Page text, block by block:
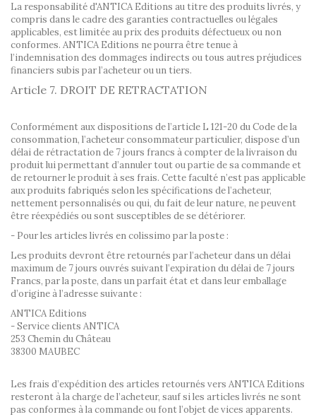
La responsabilité d'ANTICA Editions au titre des produits livrés, y
compris dans le cadre des garanties contractuelles ou légales
applicables, est limitée au prix des produits défectueux ou non
conformes. ANTICA Editions ne pourra être tenue à
l’indemnisation des dommages indirects ou tous autres préjudices
financiers subis par l’acheteur ou un tiers.
Article 7. DROIT DE RETRACTATION
Conformément aux dispositions de l’article L 121-20 du Code de la
consommation, l’acheteur consommateur particulier, dispose d’un
délai de rétractation de 7 jours francs à compter de la livraison du
produit lui permettant d’annuler tout ou partie de sa commande et
de retourner le produit à ses frais. Cette faculté n’est pas applicable
aux produits fabriqués selon les spécifications de l’acheteur,
nettement personnalisés ou qui, du fait de leur nature, ne peuvent
être réexpédiés ou sont susceptibles de se détériorer.
- Pour les articles livrés en colissimo par la poste :
Les produits devront être retournés par l’acheteur dans un délai
maximum de 7 jours ouvrés suivant l’expiration du délai de 7 jours
Francs, par la poste, dans un parfait état et dans leur emballage
d’origine à l’adresse suivante :
ANTICA Editions
- Service clients ANTICA
253 Chemin du Château
38300 MAUBEC
Les frais d’expédition des articles retournés vers ANTICA Editions
resteront à la charge de l’acheteur, sauf si les articles livrés ne sont
pas conformes à la commande ou font l’objet de vices apparents.